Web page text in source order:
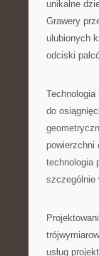
unikalne
Grawery
ulubionych
odciski
Technologia
do
powierzchni
technologia
szczególnie
usług